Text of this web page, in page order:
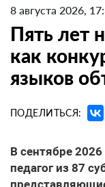
8 августа 2026,
Пять лет
как
языков
ПОДЕЛИТЬСЯ:
В сентябре
педагог из 87